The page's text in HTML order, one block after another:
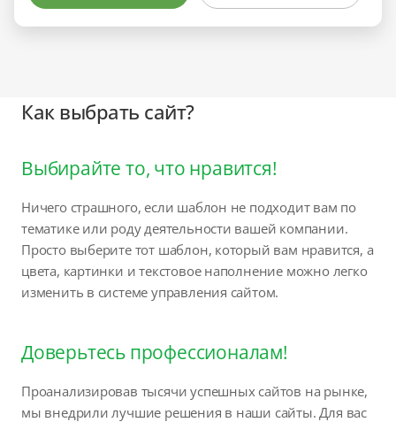
Как выбрать сайт?
Выбирайте то, что нравится!
Ничего страшного, если шаблон не подходит вам по
тематике или роду деятельности вашей компании.
Просто выберите тот шаблон, который вам нравится, а
цвета, картинки и текстовое наполнение можно легко
изменить в системе управления сайтом.
Доверьтесь профессионалам!
Проанализировав тысячи успешных сайтов на рынке,
мы внедрили лучшие решения в наши сайты. Для вас